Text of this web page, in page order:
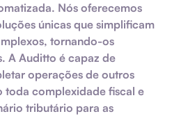
Nós oferecemos
únicas que simplificam
tornando-os
A Auditto é capaz de
operações de outros
toda complexidade fiscal e
tributário para as